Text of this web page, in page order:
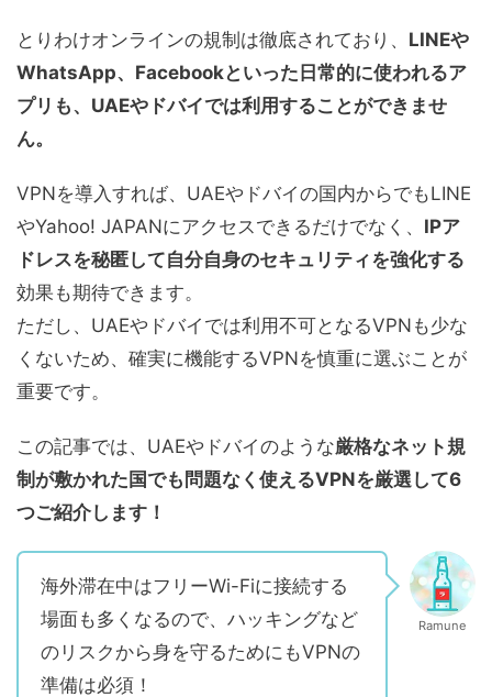
とりわけオンラインの規制は徹底されており、 LINEや
WhatsApp、Facebookといった日常的に使われるア
プリも、UAEやドバイでは利用することができませ
ん。
VPNを導入すれば、UAEやドバイの国内からでもLINE
やYahoo! JAPANにアクセスできるだけでなく、 IPア
ドレスを秘匿して自分自身のセキュリティを強化する
効果も期待できます。
ただし、UAEやドバイでは利用不可となるVPNも少な
くないため、確実に機能するVPNを慎重に選ぶことが
重要です。
この記事では、UAEやドバイのような厳格なネット規
制が敷かれた国でも問題なく使えるVPNを厳選して6
つご紹介します！
海外滞在中はフリーWi-Fiに接続する
場面も多くなるので、ハッキングなど
のリスクから身を守るためにもVPNの
準備は必須！
Ramune